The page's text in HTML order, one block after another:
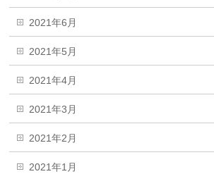
2021年6月
2021年5月
2021年4月
2021年3月
2021年2月
2021年1月